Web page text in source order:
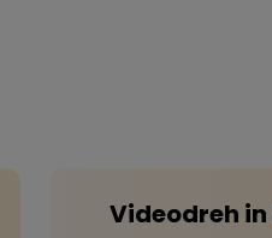
Videodreh in